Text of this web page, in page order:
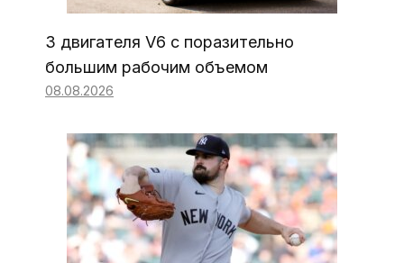
3 двигателя V6 с поразительно
большим рабочим объемом
08.08.2026